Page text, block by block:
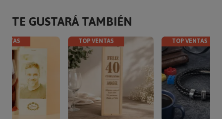
TE GUSTARÁ TAMBIÉN
TOP VENTAS TOP VENTAS